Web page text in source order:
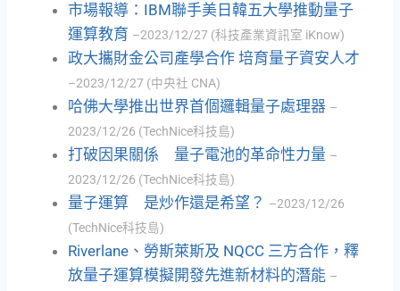
市場報導：IBM聯手美日韓五大學推動量子
運算教育 –2023/12/27 (科技產業資訊室 iKnow)
政大攜財金公司產學合作 培育量子資安人才
–2023/12/27 (中央社 CNA)
哈佛大學推出世界首個邏輯量子處理器 –
2023/12/26 (TechNice科技島)
打破因果關係 量子電池的革命性力量 –
2023/12/26 (TechNice科技島)
量子運算 是炒作還是希望？ –2023/12/26
(TechNice科技島)
Riverlane、勞斯萊斯及 NQCC 三方合作，釋
放量子運算模擬開發先進新材料的潛能 –